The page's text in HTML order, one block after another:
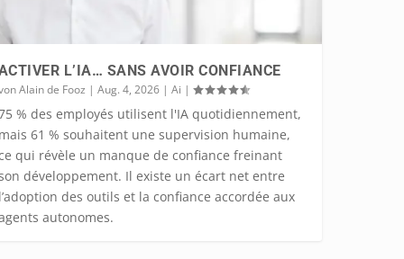
L’IA… SANS AVOIR CONFIANCE
Alain de Fooz | Aug. 4, 2026| Ai |
% des employés utilisent l'IA quotidiennement,
61 % souhaitent une supervision humaine,
qui révèle un manque de confiance freinant
développement. Il existe un écart net entre
des outils et la confiance accordée aux
autonomes.